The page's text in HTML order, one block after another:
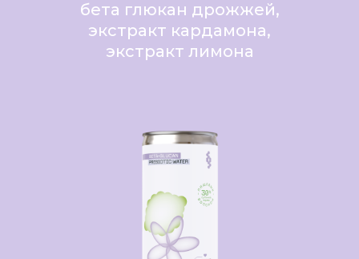
бета глюкан дрожжей,
экстракт кардамона,
экстракт лимона